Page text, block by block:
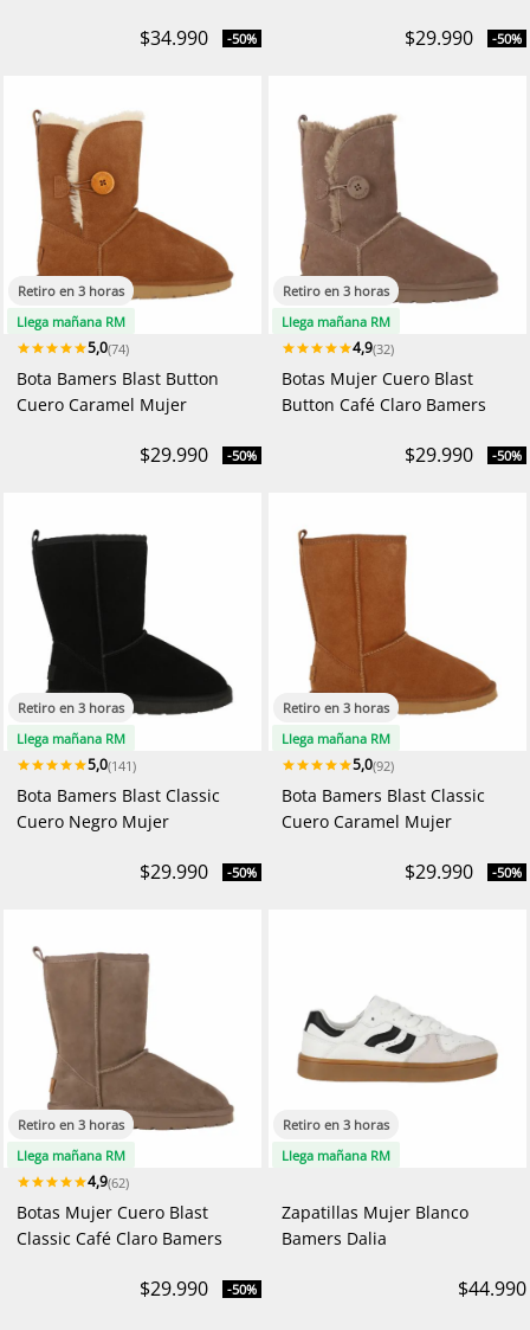
$34.990 -50% $29.990 -50%
Retiro en 3 horas
Llega mañana RM
5,0(74)
Bota Bamers Blast Button
Cuero Caramel Mujer
$29.990 -50%
Retiro en 3 horas
Llega mañana RM
4,9(32)
Botas Mujer Cuero Blast
Button Café Claro Bamers
$29.990 -50%
Retiro en 3 horas
Llega mañana RM
5,0(141)
Bota Bamers Blast Classic
Cuero Negro Mujer
$29.990 -50%
Retiro en 3 horas
Llega mañana RM
5,0(92)
Bota Bamers Blast Classic
Cuero Caramel Mujer
$29.990 -50%
Retiro en 3 horas
Llega mañana RM
4,9(62)
Botas Mujer Cuero Blast
Classic Café Claro Bamers
$29.990 -50%
Retiro en 3 horas
Llega mañana RM
Zapatillas Mujer Blanco
Bamers Dalia
$44.990